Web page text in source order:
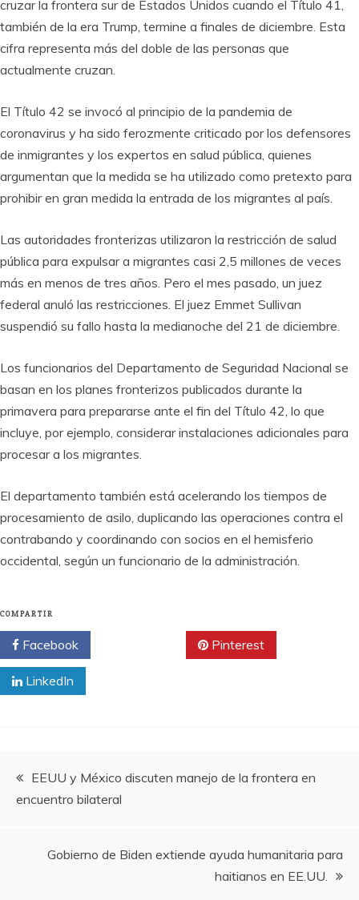
cruzar la frontera sur de Estados Unidos cuando el Título 41,
también de la era Trump, termine a finales de diciembre. Esta
cifra representa más del doble de las personas que
actualmente cruzan.
El Título 42 se invocó al principio de la pandemia de
coronavirus y ha sido ferozmente criticado por los defensores
de inmigrantes y los expertos en salud pública, quienes
argumentan que la medida se ha utilizado como pretexto para
prohibir en gran medida la entrada de los migrantes al país.
Las autoridades fronterizas utilizaron la restricción de salud
pública para expulsar a migrantes casi 2,5 millones de veces
más en menos de tres años. Pero el mes pasado, un juez
federal anuló las restricciones. El juez Emmet Sullivan
suspendió su fallo hasta la medianoche del 21 de diciembre.
Los funcionarios del Departamento de Seguridad Nacional se
basan en los planes fronterizos publicados durante la
primavera para prepararse ante el fin del Título 42, lo que
incluye, por ejemplo, considerar instalaciones adicionales para
procesar a los migrantes.
El departamento también está acelerando los tiempos de
procesamiento de asilo, duplicando las operaciones contra el
contrabando y coordinando con socios en el hemisferio
occidental, según un funcionario de la administración.
COMPARTIR
Facebook Pinterest
LinkedIn
Navegación
de
entradas
EEUU y México discuten manejo de la frontera en
encuentro bilateral
Gobierno de Biden extiende ayuda humanitaria para
haitianos en EE.UU.